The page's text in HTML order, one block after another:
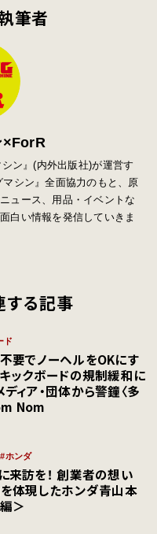
筆者
×ForR
ン』(内外出版社)が運営す
マシン』全面協力のもと、原
ュース、用品・イベントな
白い情報を発信していきま
する記事
ド
要でノーヘルをOKにす
ックボードの規制緩和に
ィア・団体から警鐘〈多
Nom
ホンダ
来訪を！ 創業者の想い
を体現したホンダ青山本
＞